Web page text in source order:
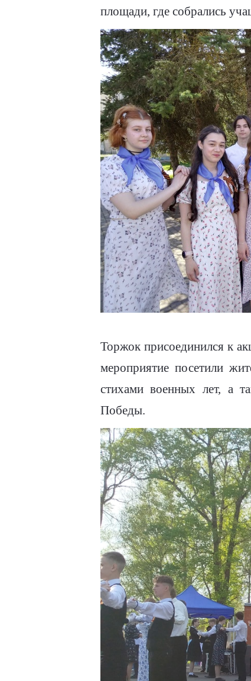
площади, где собрались
Торжок присоединился к
мероприятие посетили
стихами военных лет, а
Победы.